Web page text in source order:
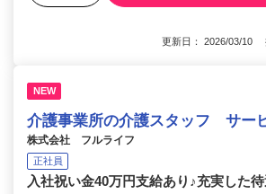
更新日： 2026/03/10
NEW
介護事業所の介護スタッフ サー
株式会社 フルライフ
正社員
入社祝い金40万円支給あり♪充実した